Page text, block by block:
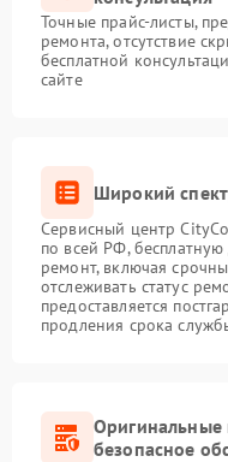
Точные прайс-листы,
ремонта, отсутствие
бесплатной
сайте
Широкий
Сервисный центр
по всей РФ, бесплатную
ремонт, включая
отслеживать статус
предоставляется
продления срока
безопасное